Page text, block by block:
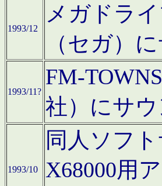
1993/12
メガドラ
（セガ）
1993/11?
FM-
社）にサ
1993/10
同人ソフ
X68000用